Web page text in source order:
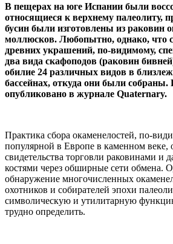
В пещерах на юге Испании были
относящиеся к верхнему палеолиту,
бусин были изготовлены из раковин
моллюсков. Любопытно, однако, что
древних украшений, по-видимому,
два вида скафоподов (раковин
обилие 24 различных видов в
бассейнах, откуда они были собраны.
опубликовано в журнале Quaternary.
Практика сбора окаменелостей, по-
популярной в Европе в каменном веке,
свидетельства торговли раковинами и
костями через обширные сети обмена.
обнаружение многочисленных
охотников и собирателей эпохи
символическую и утилитарную
трудно определить.